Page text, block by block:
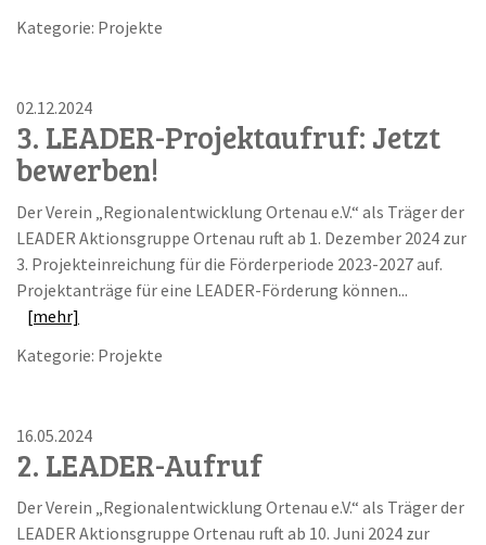
Kategorie: Projekte
02.12.2024
3. LEADER-Projektaufruf: Jetzt
bewerben!
Der Verein „Regionalentwicklung Ortenau e.V.“ als Träger der
LEADER Aktionsgruppe Ortenau ruft ab 1. Dezember 2024 zur
3. Projekteinreichung für die Förderperiode 2023-2027 auf.
Projektanträge für eine LEADER-Förderung können...
[mehr]
Kategorie: Projekte
16.05.2024
2. LEADER-Aufruf
Der Verein „Regionalentwicklung Ortenau e.V.“ als Träger der
LEADER Aktionsgruppe Ortenau ruft ab 10. Juni 2024 zur